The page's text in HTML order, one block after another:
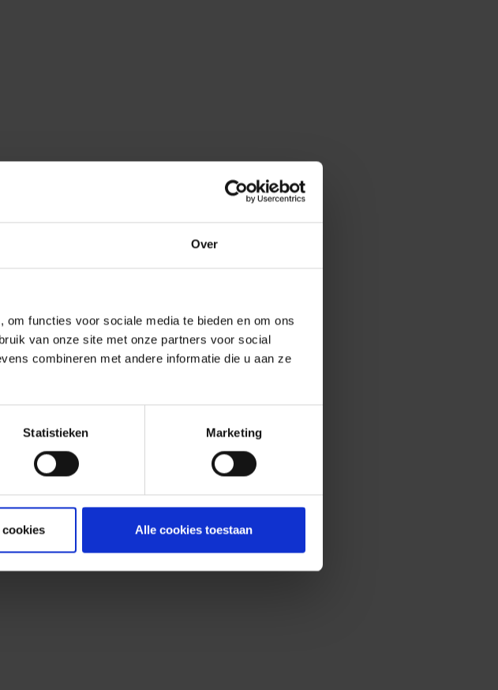
Over
functies voor sociale media te bieden en om ons
van onze site met onze partners voor social
combineren met andere informatie die u aan ze
Statistieken Marketing
Alle cookies toestaan